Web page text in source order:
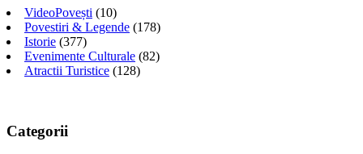
VideoPovești (10)
Povestiri & Legende (178)
Istorie (377)
Evenimente Culturale (82)
Atractii Turistice (128)
Categorii